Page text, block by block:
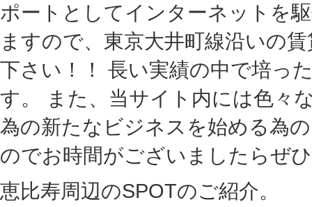
ポートとしてインターネットを
ますので、東京大井町線沿いの
下さい！！ 長い実績の中で培っ
す。 また、当サイト内には色々
為の新たなビジネスを始める為
のでお時間がございましたらぜ
恵比寿周辺のSPOTのご紹介。